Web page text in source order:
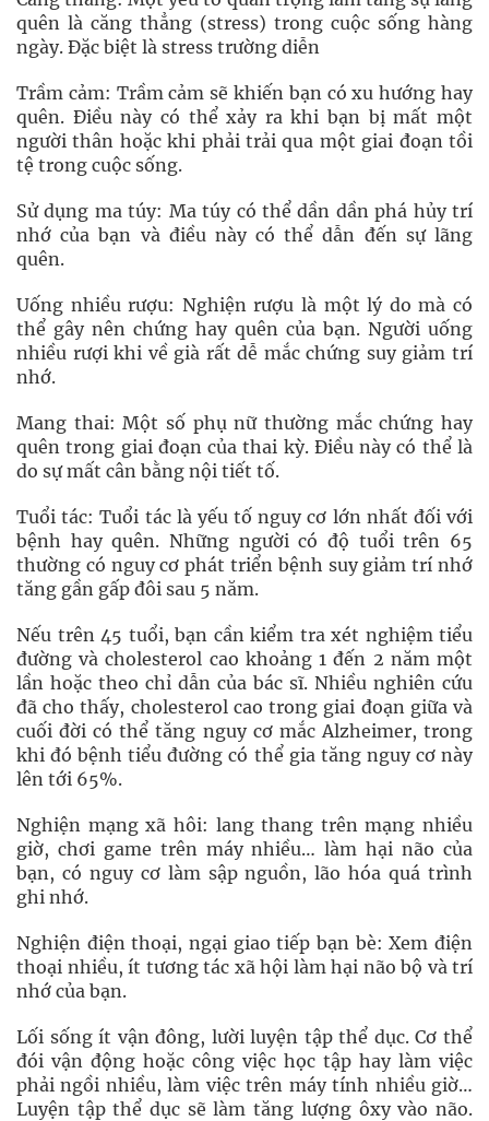
quên là căng thẳng (stress) trong cuộc sống hàng
ngày. Đặc biệt là stress trường diễn
Trầm cảm: Trầm cảm sẽ khiến bạn có xu hướng hay
quên. Điều này có thể xảy ra khi bạn bị mất một
người thân hoặc khi phải trải qua một giai đoạn tồi
tệ trong cuộc sống.
Sử dụng ma túy: Ma túy có thể dần dần phá hủy trí
nhớ của bạn và điều này có thể dẫn đến sự lãng
quên.
Uống nhiều rượu: Nghiện rượu là một lý do mà có
thể gây nên chứng hay quên của bạn. Người uống
nhiều rượi khi về già rất dễ mắc chứng suy giảm trí
nhớ.
Mang thai: Một số phụ nữ thường mắc chứng hay
quên trong giai đoạn của thai kỳ. Điều này có thể là
do sự mất cân bằng nội tiết tố.
Tuổi tác: Tuổi tác là yếu tố nguy cơ lớn nhất đối với
bệnh hay quên. Những người có độ tuổi trên 65
thường có nguy cơ phát triển bệnh suy giảm trí nhớ
tăng gần gấp đôi sau 5 năm.
Nếu trên 45 tuổi, bạn cần kiểm tra xét nghiệm tiểu
đường và cholesterol cao khoảng 1 đến 2 năm một
lần hoặc theo chỉ dẫn của bác sĩ. Nhiều nghiên cứu
đã cho thấy, cholesterol cao trong giai đoạn giữa và
cuối đời có thể tăng nguy cơ mắc Alzheimer, trong
khi đó bệnh tiểu đường có thể gia tăng nguy cơ này
lên tới 65%.
Nghiện mạng xã hôi: lang thang trên mạng nhiều
giờ, chơi game trên máy nhiều… làm hại não của
bạn, có nguy cơ làm sập nguồn, lão hóa quá trình
ghi nhớ.
Nghiện điện thoại, ngại giao tiếp bạn bè: Xem điện
thoại nhiều, ít tương tác xã hội làm hại não bộ và trí
nhớ của bạn.
Lối sống ít vận đông, lười luyện tập thể dục. Cơ thể
đói vận động hoặc công việc học tập hay làm việc
phải ngồi nhiều, làm việc trên máy tính nhiều giờ…
Luyện tập thể dục sẽ làm tăng lượng ôxy vào não.